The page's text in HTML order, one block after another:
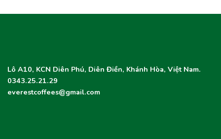
Lô A10, KCN Diên Phú, Diên Điền, Khánh Hòa, Việt Nam.
0343.25.21.29
everestcoffees@gmail.com